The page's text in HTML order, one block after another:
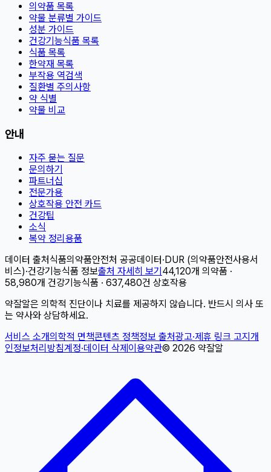
의약품 목록
약물 분류별 가이드
성분 가이드
건강기능식품 목록
식품 목록
한약재 목록
부작용 역검색
질환별 주의사항
약 식별
약물 비교
안내
자주 묻는 질문
문의하기
파트너십
전문가용
상호작용 안전 카드
건강팁
소식
복약 정리용품
데이터 출처 식품의약품안전처 공공데이터 · DUR (의약품안전사용서
비스)·건강기능식품 정보출처 자세히 보기 44,120개 의약품 ·
58,980개 건강기능식품 · 637,480건 상호작용
약잘알은 의학적 진단이나 치료를 제공하지 않습니다. 반드시 의사 또
는 약사와 상담하세요.
서비스 소개의학적 면책콘텐츠 정책정보 출처광고·제휴 링크 고지 개
인정보처리방침계정·데이터 삭제 이용약관© 2026 약잘알